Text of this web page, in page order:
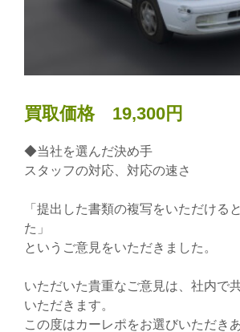
買取価格 19,300円
◆当社を選んだ決め手
スタッフの対応、対応の速さ
「提出した書類の複写をいただける
た」
というご意見をいただきました。
いただいた貴重なご意見は、社内で
いただきます。
この度はカーレポをお選びいただき